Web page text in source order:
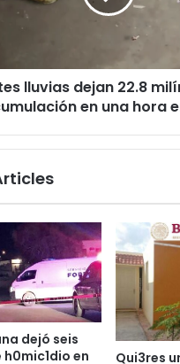
lluvias dejan 22.8
en una hora
dejó seis
en
Qui3res